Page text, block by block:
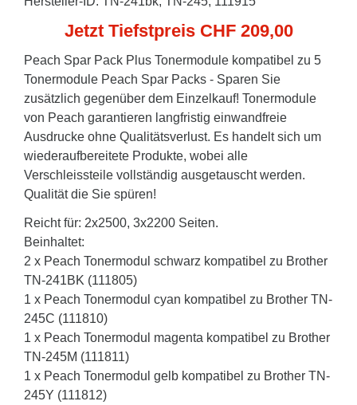
Jetzt Tiefstpreis CHF 209,00
Peach Spar Pack Plus Tonermodule kompatibel zu 5
Tonermodule Peach Spar Packs - Sparen Sie
zusätzlich gegenüber dem Einzelkauf! Tonermodule
von Peach garantieren langfristig einwandfreie
Ausdrucke ohne Qualitätsverlust. Es handelt sich um
wiederaufbereitete Produkte, wobei alle
Verschleissteile vollständig ausgetauscht werden.
Qualität die Sie spüren!
Reicht für: 2x2500, 3x2200 Seiten.
Beinhaltet:
2 x Peach Tonermodul schwarz kompatibel zu Brother
TN-241BK (111805)
1 x Peach Tonermodul cyan kompatibel zu Brother TN-
245C (111810)
1 x Peach Tonermodul magenta kompatibel zu Brother
TN-245M (111811)
1 x Peach Tonermodul gelb kompatibel zu Brother TN-
245Y (111812)